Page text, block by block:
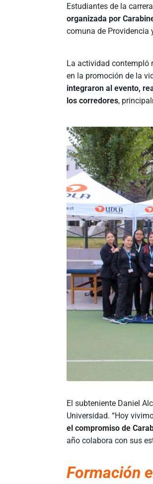
Estudiantes de la
organizada por
comuna de Providencia
La actividad contempló
en la promoción de la
integraron al evento,
los corredores,
El subteniente Daniel
Universidad. “Hoy
el compromiso de
año colabora con sus
Formación